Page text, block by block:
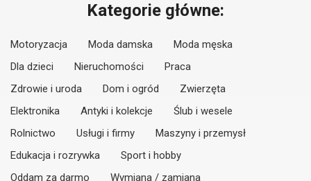
Kategorie główne:
Motoryzacja Moda damska
Moda męska
Dla dzieci
Nieruchomości
Praca
Zdrowie i uroda
Dom i ogród
Zwierzęta
Elektronika
Antyki i kolekcje
Ślub i wesele
Rolnictwo
Usługi i firmy
Maszyny i przemysł
Edukacja i rozrywka
Sport i hobby
Oddam za darmo
Wymiana / zamiana